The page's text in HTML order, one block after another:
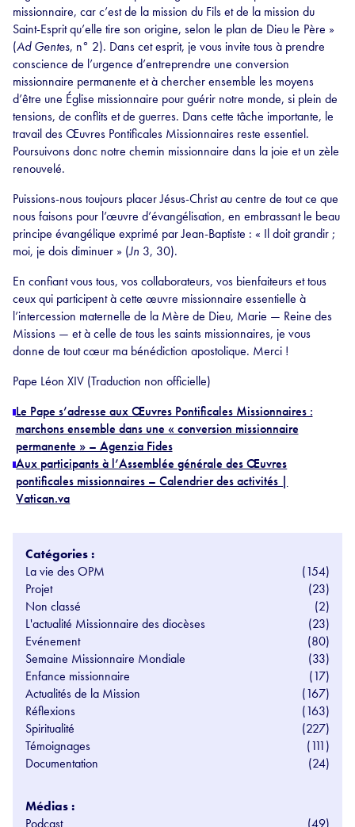
missionnaire, car c’est de la mission du Fils et de la mission du
Saint-Esprit qu’elle tire son origine, selon le plan de Dieu le Père »
(Ad Gentes, n° 2). Dans cet esprit, je vous invite tous à prendre
conscience de l’urgence d’entreprendre une conversion
missionnaire permanente et à chercher ensemble les moyens
d’être une Église missionnaire pour guérir notre monde, si plein de
tensions, de conflits et de guerres. Dans cette tâche importante, le
travail des Œuvres Pontificales Missionnaires reste essentiel.
Poursuivons donc notre chemin missionnaire dans la joie et un zèle
renouvelé.
Puissions-nous toujours placer Jésus-Christ au centre de tout ce que
nous faisons pour l’œuvre d’évangélisation, en embrassant le beau
principe évangélique exprimé par Jean-Baptiste : « Il doit grandir ;
moi, je dois diminuer » (Jn 3, 30).
En confiant vous tous, vos collaborateurs, vos bienfaiteurs et tous
ceux qui participent à cette œuvre missionnaire essentielle à
l’intercession maternelle de la Mère de Dieu, Marie — Reine des
Missions — et à celle de tous les saints missionnaires, je vous
donne de tout cœur ma bénédiction apostolique. Merci !
Pape Léon XIV (Traduction non officielle)
Le Pape s’adresse aux Œuvres Pontificales Missionnaires :
marchons ensemble dans une « conversion missionnaire
permanente » – Agenzia Fides
Aux participants à l’Assemblée générale des Œuvres
pontificales missionnaires – Calendrier des activités |
Vatican.va
Catégories :
La vie des OPM
(154)
Projet
(23)
Non classé
(2)
L'actualité Missionnaire des diocèses
(23)
Evénement
(80)
Semaine Missionnaire Mondiale
(33)
Enfance missionnaire
(17)
Actualités de la Mission
(167)
Réflexions
(163)
Spiritualité
(227)
Témoignages
(111)
Documentation
(24)
Médias :
Podcast
(49)